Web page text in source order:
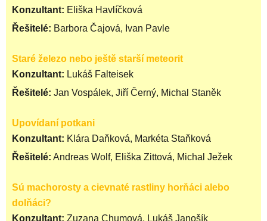
Konzultant: Eliška Havlíčková
Řešitelé: Barbora Čajová, Ivan Pavle
Staré železo nebo ještě starší meteorit
Konzultant: Lukáš Falteisek
Řešitelé: Jan Vospálek, Jiří Černý, Michal Staněk
Upovídaní potkani
Konzultant: Klára Daňková, Markéta Staňková
Řešitelé: Andreas Wolf, Eliška Zittová, Michal Ježek
Sú machorosty a cievnaté rastliny horňáci alebo
dolňáci?
Konzultant: Zuzana Chumová, Lukáš Janošík